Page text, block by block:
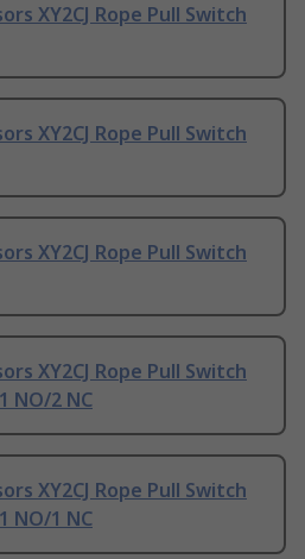
XY2CJ Rope Pull Switch
XY2CJ Rope Pull Switch
XY2CJ Rope Pull Switch
XY2CJ Rope Pull Switch
NO/2 NC
XY2CJ Rope Pull Switch
NO/1 NC